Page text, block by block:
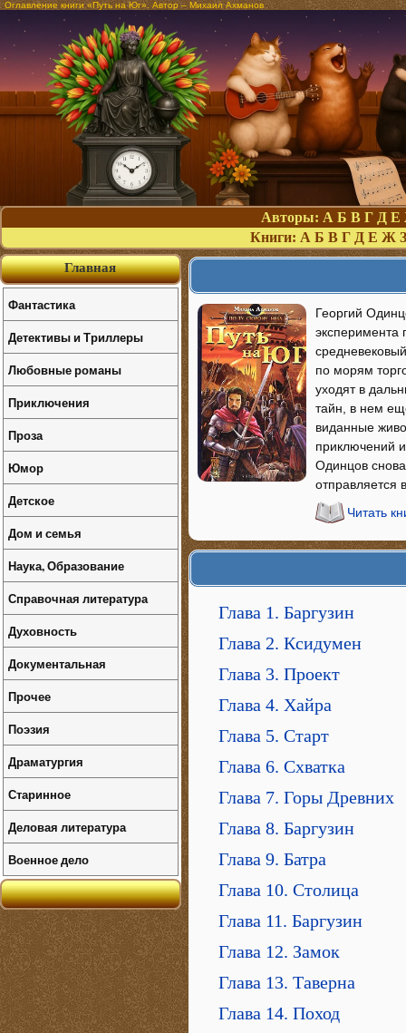
Оглавление книги «Путь на Юг». Автор – Михаил Ахманов
Авторы: А Б В Г Д Е
Книги: А Б В Г Д Е Ж З
Георгий
эксперимента
по морям
уходят в
тайн, в нем
виданные
приключений
Одинцов
отправляется
Читать
Глава 1. Баргузин
Глава 2. Ксидумен
Глава 3. Проект
Глава 4. Хайра
Глава 5. Старт
Глава 6. Схватка
Глава 7. Горы Древних
Глава 8. Баргузин
Глава 9. Батра
Глава 10. Столица
Глава 11. Баргузин
Глава 12. Замок
Глава 13. Таверна
Глава 14. Поход
Главная
Фантастика
Детективы и Триллеры
Любовные романы
Приключения
Проза
Юмор
Детское
Дом и семья
Наука, Образование
Справочная литература
Духовность
Документальная
Прочее
Поэзия
Драматургия
Старинное
Деловая литература
Военное дело